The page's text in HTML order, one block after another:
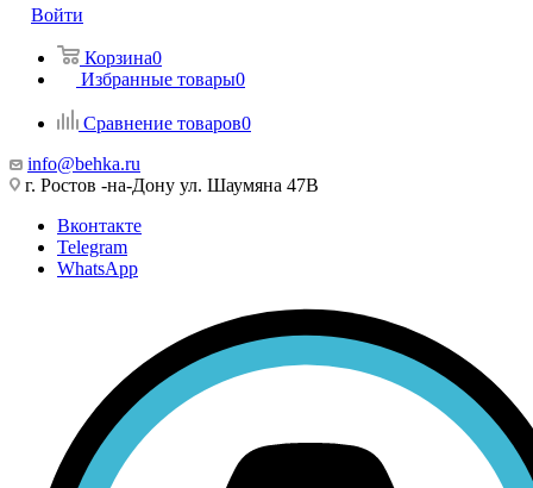
Войти
Корзина0
Избранные товары0
Сравнение товаров0
info@behka.ru
г. Ростов -на-Дону ул. Шаумяна 47В
Вконтакте
Telegram
WhatsApp